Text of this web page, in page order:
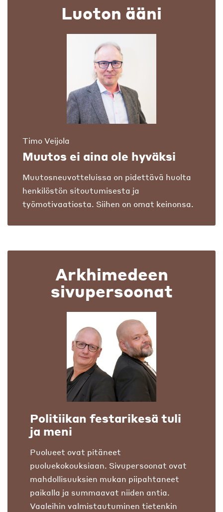
Luoton ääni
Timo Veijola
Muutos ei aina ole hyväksi
Muutosneuvotteluissa on pidettävä huolta
henkilöstön sitoutumisesta ja
työmotivaatiosta. Siihen on omat keinonsa.
Arkhimedeen
sivupersoonat
Politiikan festarikesä tuli
ja meni
Puolueet ovat pitäneet
puoluekokouksiaan. Sivupersoonat ovat
mahdollisuuksien mukan piipahtaneet
paikalla ja summaavat niiden antia.
Vaaleihin valmistautuminen tietenkin